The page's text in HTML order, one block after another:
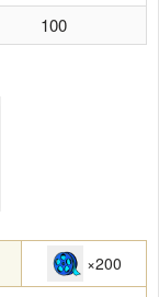
100
×200